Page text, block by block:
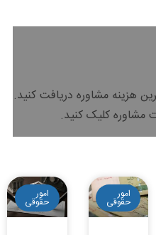
هزینه مشاوره دریافت کنید.
مشاوره کلیک کنید.
امور
حقوقی
امور
حقوقی